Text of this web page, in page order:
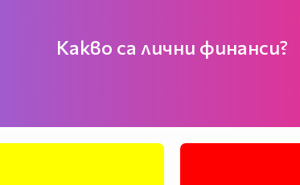
Какво са лични финанси?